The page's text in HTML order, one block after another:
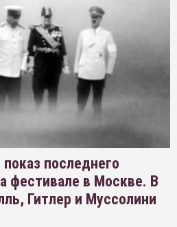
последнего
фестивале в Москве. В
Гитлер и Муссолини